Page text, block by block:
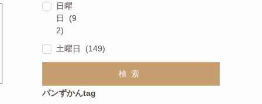
日曜
日 (9
2)
土曜日 (149)
検索
パンずかんtag